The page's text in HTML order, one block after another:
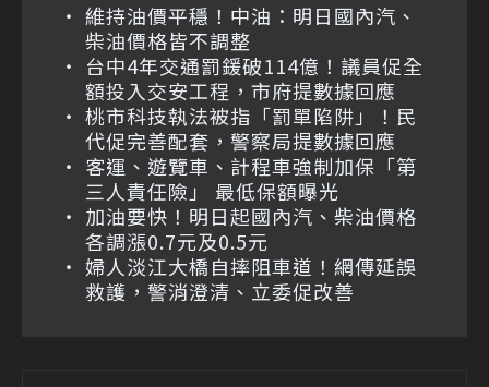
維持油價平穩！中油：明日國內汽、
柴油價格皆不調整
台中4年交通罰鍰破114億！議員促全
額投入交安工程，市府提數據回應
桃市科技執法被指「罰單陷阱」！民
代促完善配套，警察局提數據回應
客運、遊覽車、計程車強制加保「第
三人責任險」 最低保額曝光
加油要快！明日起國內汽、柴油價格
各調漲0.7元及0.5元
婦人淡江大橋自摔阻車道！網傳延誤
救護，警消澄清、立委促改善